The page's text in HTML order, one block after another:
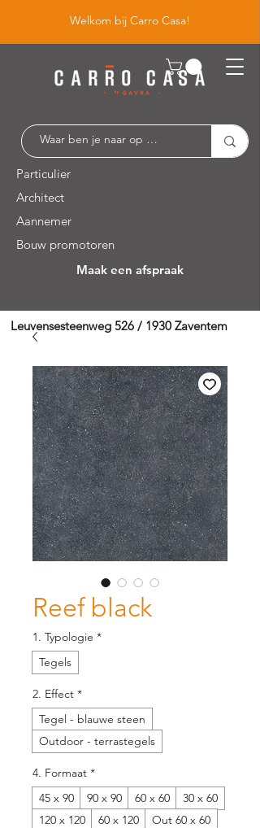
Welkom bij Carro Casa!
Particulier
Architect
Aannemer
Bouw promotoren
Maak een afspraak
Leuvensesteenweg 526 / 1930 Zaventem
Reef black
1. Typologie *
Tegels
2. Effect *
Tegel - blauwe steen
Outdoor - terrastegels
4. Formaat *
45 x 90
90 x 90 60 x 60
30 x 60
120 x 120
60 x 120
Out 60 x 60